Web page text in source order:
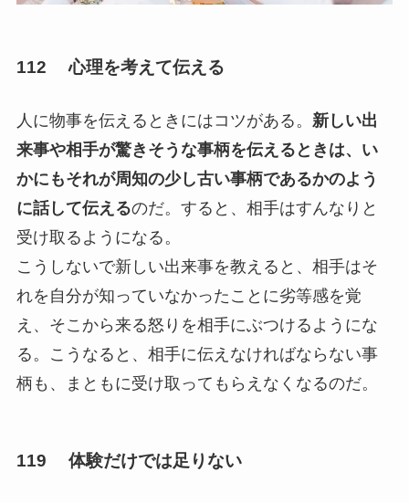
112 心理を考えて伝える
人に物事を伝えるときにはコツがある。 新しい出
来事や相手が驚きそうな事柄を伝えるときは、い
かにもそれが周知の少し古い事柄であるかのよう
に話して伝えるのだ。すると、相手はすんなりと
受け取るようになる。
こうしないで新しい出来事を教えると、相手はそ
れを自分が知っていなかったことに劣等感を覚
え、そこから来る怒りを相手にぶつけるようにな
る。こうなると、相手に伝えなければならない事
柄も、まともに受け取ってもらえなくなるのだ。
119 体験だけでは足りない